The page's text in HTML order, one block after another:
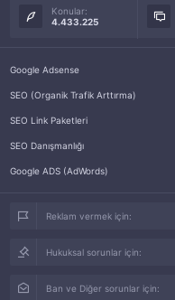
Konular:
4.433.225
Google Adsense
SEO (Organik Trafik Arttırma)
SEO Link Paketleri
SEO Danışmanlığı
Google ADS (AdWords)
Reklam vermek için:
Hukuksal sorunlar için:
Ban ve Diğer sorunlar için: